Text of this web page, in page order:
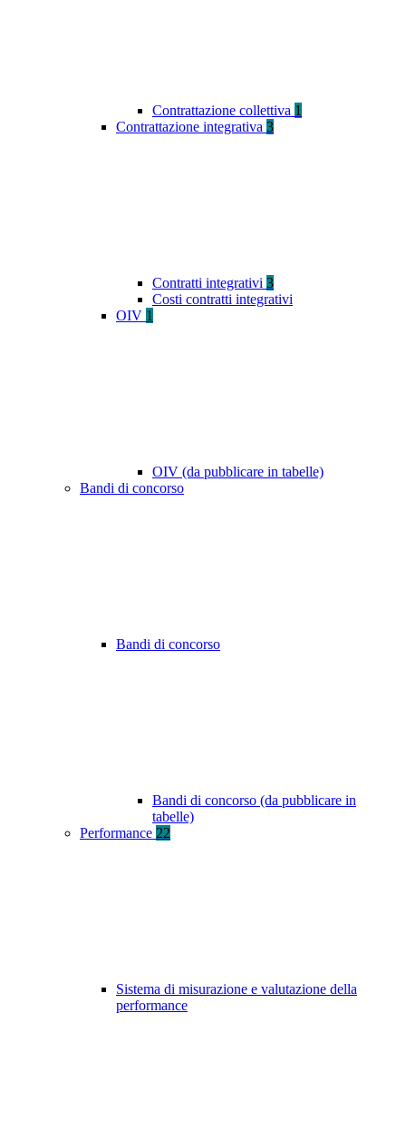
Contrattazione collettiva 1
Contrattazione integrativa 3
Contratti integrativi 3
Costi contratti integrativi
OIV 1
OIV (da pubblicare in tabelle)
Bandi di concorso
Bandi di concorso
Bandi di concorso (da pubblicare in
tabelle)
Performance 22
Sistema di misurazione e valutazione della
performance